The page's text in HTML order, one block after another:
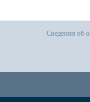
Сведения об